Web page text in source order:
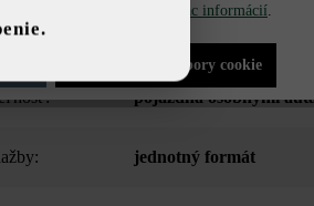
pojazdná osobnými
jednotný formát
možnú funkčnosť... Viac informácií
Povoliť všetky súbory cookie